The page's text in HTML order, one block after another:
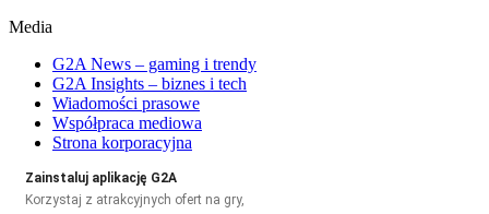
Media
G2A News – gaming i trendy
G2A Insights – biznes i tech
Wiadomości prasowe
Współpraca mediowa
Strona korporacyjna
Zainstaluj aplikację G2A
Korzystaj z atrakcyjnych ofert na gry,